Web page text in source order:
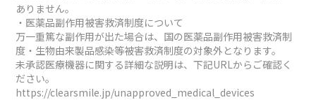
ありません。
・医薬品副作用被害救済制度について
万一重篤な副作用が出た場合は、国の医薬品副作用被害救済制
度・生物由来製品感染等被害救済制度の対象外となります。
未承認医療機器に関する詳細な説明は、下記URLからご確認く
ださい。
https://clearsmile.jp/unapproved_medical_devices